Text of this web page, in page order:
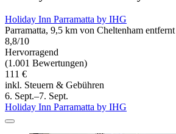
Holiday Inn Parramatta by IHG
Parramatta, 9,5 km von Cheltenham entfernt
8,8/10
Hervorragend
(1.001 Bewertungen)
111 €
inkl. Steuern & Gebühren
6. Sept.–7. Sept.
Holiday Inn Parramatta by IHG